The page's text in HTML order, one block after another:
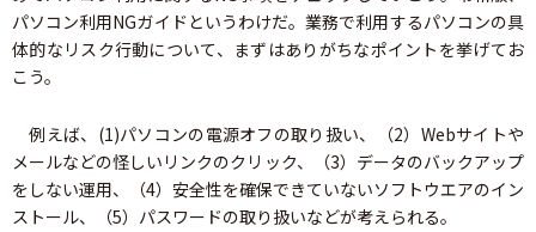
パソコン利用NGガイドというわけだ。業務で利用するパソコンの具
体的なリスク行動について、まずはありがちなポイントを挙げてお
こう。
例えば、(1)パソコンの電源オフの取り扱い、（2）Webサイトや
メールなどの怪しいリンクのクリック、（3）データのバックアップ
をしない運用、（4）安全性を確保できていないソフトウエアのイン
ストール、（5）パスワードの取り扱いなどが考えられる。